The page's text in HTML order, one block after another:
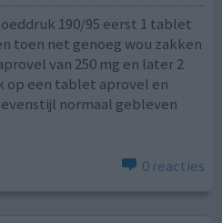
190/95 eerst 1 tablet
toen net genoeg wou zakken
van 250 mg en later 2
op een tablet aprovel en
normaal gebleven
0 reacties